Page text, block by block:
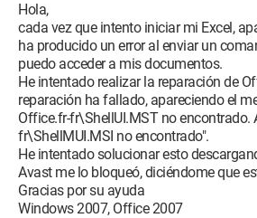
Hola,
cada vez que intento iniciar mi Excel,
ha producido un error al enviar un
puedo acceder a mis documentos.
He intentado realizar la reparación de
reparación ha fallado, apareciendo el
Office.fr-fr\ShellUI.MST no encontrado.
fr\ShellMUI.MSI no encontrado".
He intentado solucionar esto
Avast me lo bloqueó, diciéndome que
Gracias por su ayuda
Windows 2007, Office 2007